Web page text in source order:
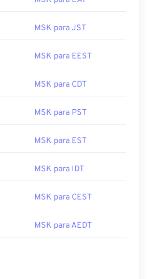
MSK para JST
MSK para EEST
MSK para CDT
MSK para PST
MSK para EST
MSK para IDT
MSK para CEST
MSK para AEDT